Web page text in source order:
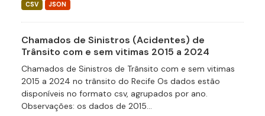
CSV JSON
Chamados de Sinistros (Acidentes) de
Trânsito com e sem vitimas 2015 a 2024
Chamados de Sinistros de Trânsito com e sem vitimas
2015 a 2024 no trânsito do Recife Os dados estão
disponíveis no formato csv, agrupados por ano.
Observações: os dados de 2015...